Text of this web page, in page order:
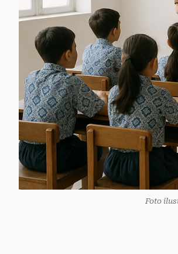
Foto